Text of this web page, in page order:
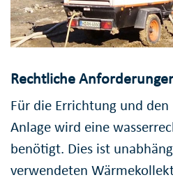
Rechtliche
Für die Errichtung und
Anlage wird eine
benötigt. Dies ist
verwendeten